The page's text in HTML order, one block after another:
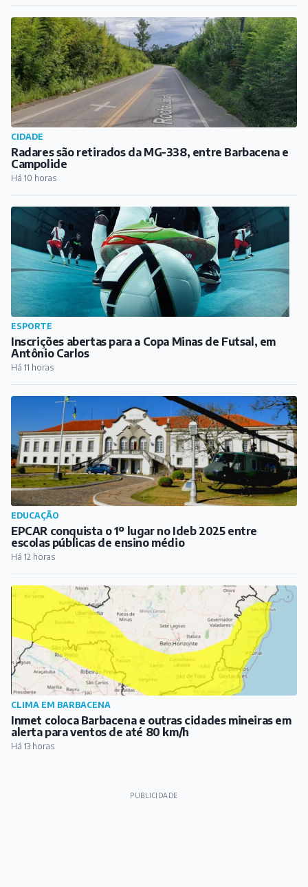
Há 10 horas
ESPORTE
Inscrições abertas para a Copa Minas de Futsal, em
Antônio Carlos
Há 11 horas
EDUCAÇÃO
EPCAR conquista o 1º lugar no Ideb 2025 entre
escolas públicas de ensino médio
Há 12 horas
CLIMA EM BARBACENA
Inmet coloca Barbacena e outras cidades mineiras em
alerta para ventos de até 80 km/h
Há 13 horas
PUBLICIDADE